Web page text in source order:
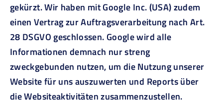
gekürzt. Wir haben mit Google Inc. (USA) zudem
einen Vertrag zur Auftragsverarbeitung nach Art.
28 DSGVO geschlossen. Google wird alle
Informationen demnach nur streng
zweckgebunden nutzen, um die Nutzung unserer
Website für uns auszuwerten und Reports über
die Websiteaktivitäten zusammenzustellen.